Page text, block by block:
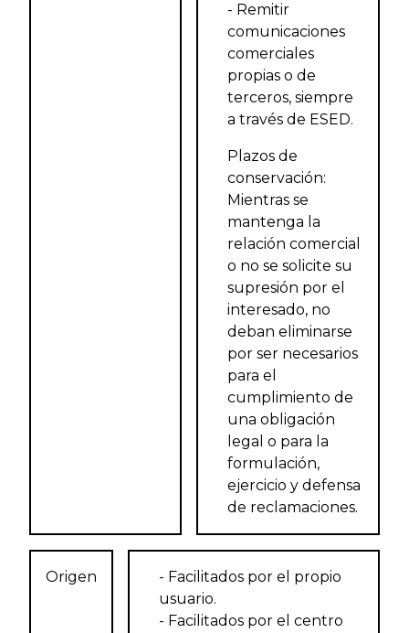
- Remitir
comunicaciones
comerciales
propias o de
terceros, siempre
a través de ESED.
Plazos de
conservación:
Mientras se
mantenga la
relación comercial
o no se solicite su
supresión por el
interesado, no
deban eliminarse
por ser necesarios
para el
cumplimiento de
una obligación
legal o para la
formulación,
ejercicio y defensa
de reclamaciones.
Origen
- Facilitados por el propio
usuario.
- Facilitados por el centro